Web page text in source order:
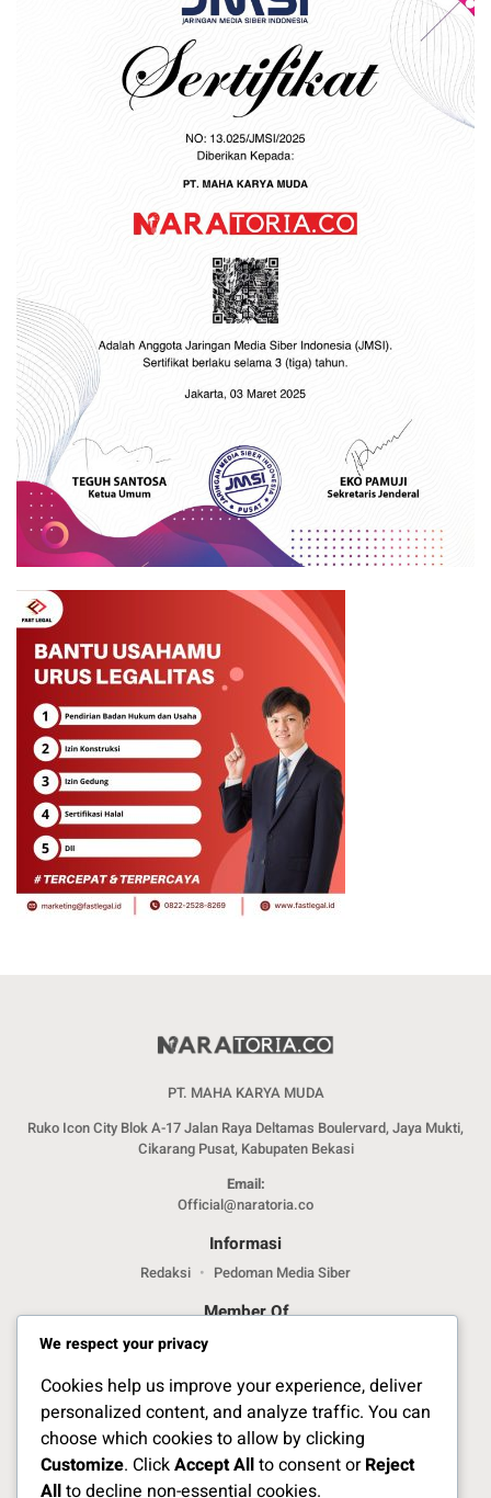
PT. MAHA KARYA MUDA
Ruko Icon City Blok A-17 Jalan Raya Deltamas Boulervard, Jaya Mukti,
Cikarang Pusat, Kabupaten Bekasi
Email:
Official@naratoria.co
Informasi
Redaksi Pedoman Media Siber
Member Of
Jelajahi Berita di Apps Kami
We respect your privacy
Cookies help us improve your experience, deliver
personalized content, and analyze traffic. You can
choose which cookies to allow by clicking
Customize. ClickAccept Allto consent orReject
Allto decline non-essential cookies.